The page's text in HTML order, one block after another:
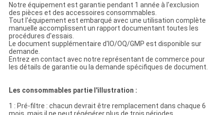
Notre équipement est garantie pendant 1 année à l'exclusion
des pièces et des accessoires consommables.
Tout l'équipement est embarqué avec une utilisation complète
manuelle accomplissent un rapport documentant toutes les
procédures d'essais.
Le document supplémentaire d'IO/OQ/GMP est disponible sur
demande.
Entrez en contact avec notre représentant de commerce pour
les détails de garantie ou la demande spécifiques de document.
Les consommables partie l'illustration :
1 : Pré-filtre : chacun devrait être remplacement dans chaque 6
mois, mais il ne peut régénérer plus de trois périodes.